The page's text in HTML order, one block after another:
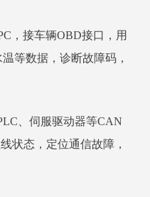
，接车辆OBD接口，用
等数据，诊断故障码，
、伺服驱动器等CAN
状态，定位通信故障，